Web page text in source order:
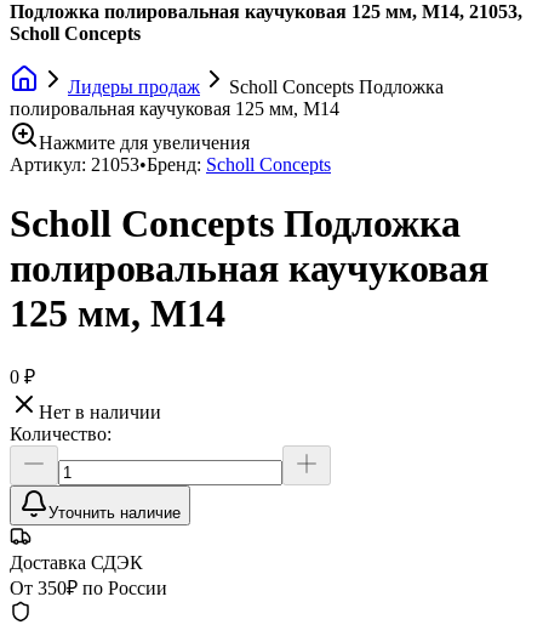
Подложка полировальная каучуковая 125 мм, M14, 21053,
Scholl Concepts
Лидеры продаж
Scholl Concepts Подложка
полировальная каучуковая 125 мм, M14
Нажмите для увеличения
Артикул: 21053•Бренд: Scholl Concepts
Scholl Concepts Подложка
полировальная каучуковая
125 мм, M14
0 ₽
Нет в наличии
Количество:
Уточнить наличие
Доставка СДЭК
От 350₽ по России